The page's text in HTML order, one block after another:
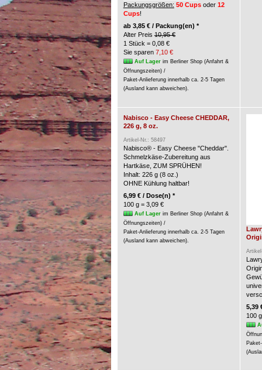
Packungsgrößen: 50 Cupsoder 12
Cups!
ab 3,85 € / Packung(en) *
Alter Preis 10,95 €
1 Stück = 0,08 €
Sie sparen 7,10 €
Auf Lagerim Berliner Shop (Anfahrt &
Öffnungszeiten) /
Paket-Anlieferung innerhalb ca. 2-5 Tagen
(Ausland kann abweichen).
Nabisco - Easy Cheese CHEDDAR,
226 g, 8 oz.
Artikel-Nr.: 58497
Nabisco® - Easy Cheese "Cheddar".
Schmelzkäse-Zubereitung aus
Hartkäse, ZUM SPRÜHEN!
Inhalt: 226 g (8 oz.)
OHNE Kühlung haltbar!
6,99 € / Dose(n) *
100 g = 3,09 €
Auf Lagerim Berliner Shop (Anfahrt &
Öffnungszeiten) /
Paket-Anlieferung innerhalb ca. 2-5 Tagen
(Ausland kann abweichen).
5,39
100